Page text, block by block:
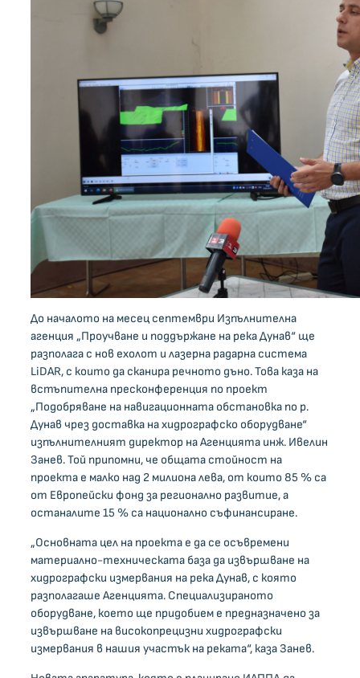
До началото на месец септември Изпълнителна
агенция „Проучване и поддържане на река Дунав“ ще
разполага с нов ехолот и лазерна радарна система
LiDAR, с които да сканира речното дъно. Това каза на
встъпителна пресконференция по проект
„Подобряване на навигационната обстановка по р.
Дунав чрез доставка на хидрографско оборудване“
изпълнителният директор на Агенцията инж. Ивелин
Занев. Той припомни, че общата стойност на
проекта е малко над 2 милиона лева, от които 85 % са
от Европейски фонд за регионално развитие, а
останалите 15 % са национално съфинансиране.
„Основната цел на проекта е да се осъвремени
материално-техническата база да извършване на
хидрографски измервания на река Дунав, с която
разполагаше Агенцията. Специализираното
оборудване, което ще придобием е предназначено за
извършване на високопрецизни хидрографски
измервания в нашия участък на реката“, каза Занев.